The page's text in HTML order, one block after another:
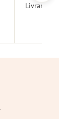
Livrare